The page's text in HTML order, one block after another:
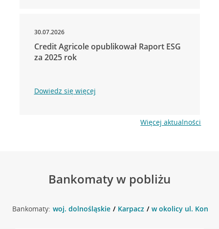
30.07.2026
Credit Agricole opublikował Raport ESG
za 2025 rok
Dowiedz się więcej
Więcej aktualności
Bankomaty w pobliżu
Bankomaty: woj. dolnośląskie Karpacz w okolicy ul.